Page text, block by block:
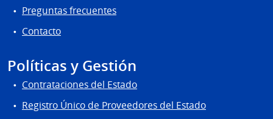
Preguntas frecuentes
Contacto
Políticas y Gestión
Contrataciones del Estado
Registro Único de Proveedores del Estado